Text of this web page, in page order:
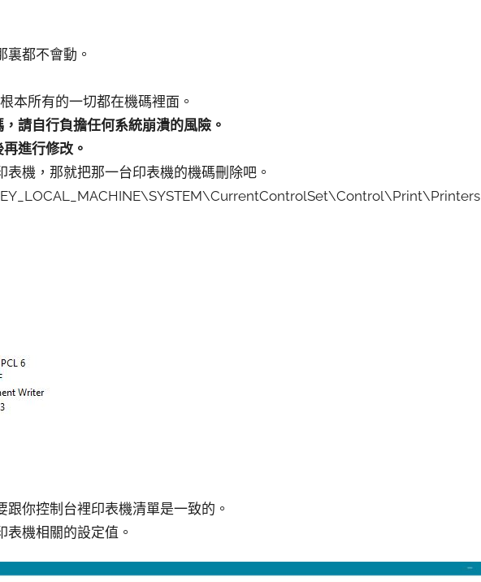
裏都不會動。
本所有的一切都在機碼裡面。
請自行負擔任何系統崩潰的風險。
進行修改。
表機，那就把那一台印表機的機碼刪除吧。
你控制台裡印表機清單是一致的。
機相關的設定值。